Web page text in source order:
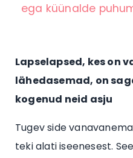
ega küünalde
Lapselapsed, kes on
lähedasemad, on
kogenud neid asju
Tugev side
teki alati iseenesest.